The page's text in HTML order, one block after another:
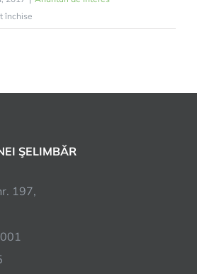
închise
ATENTIONARE
ŞELIMBĂR
197,